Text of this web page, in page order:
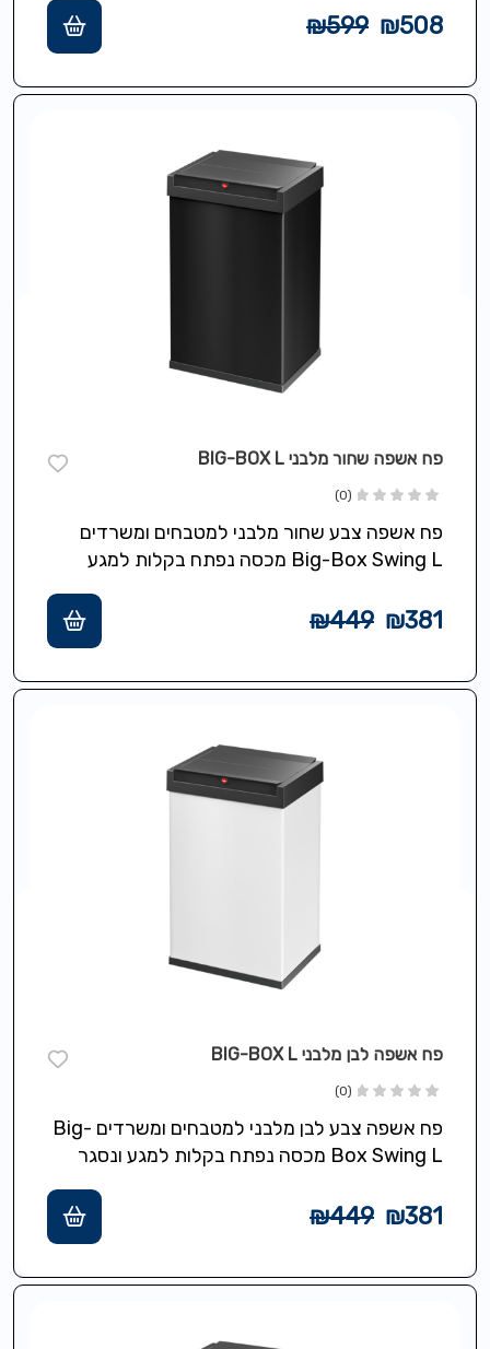
והסתרת…
₪599 ₪508
פח אשפה שחור מלבני BIG-BOX L
(0)
פח אשפה צבע שחור מלבני למטבחים ומשרדים
Big-Box Swing L מכסה נפתח בקלות למגע
להידוק…
₪449 ₪381
פח אשפה לבן מלבני BIG-BOX L
(0)
פח אשפה צבע לבן מלבני למטבחים ומשרדים Big-
Box Swing L מכסה נפתח בקלות למגע ונסגר
₪449 ₪381